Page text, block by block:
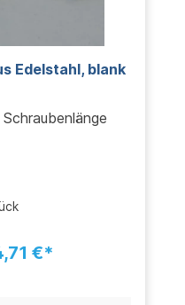
Edelstahl, blank
€*